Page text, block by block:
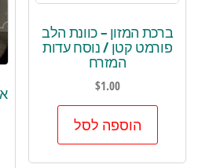
ברכת המזון – כוונת הלב
פורמט קטן / נוסח עדות
המזרח
$1.00
הוספה לסל